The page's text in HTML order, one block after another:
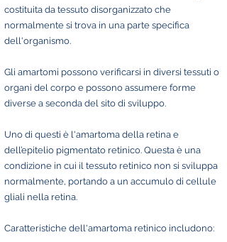
costituita da tessuto disorganizzato che
normalmente si trova in una parte specifica
dell'organismo.
Gli amartomi possono verificarsi in diversi tessuti o
organi del corpo e possono assumere forme
diverse a seconda del sito di sviluppo.
Uno di questi è l'amartoma della retina e
dell’epitelio pigmentato retinico. Questa è una
condizione in cui il tessuto retinico non si sviluppa
normalmente, portando a un accumulo di cellule
gliali nella retina.
Caratteristiche dell'amartoma retinico includono: